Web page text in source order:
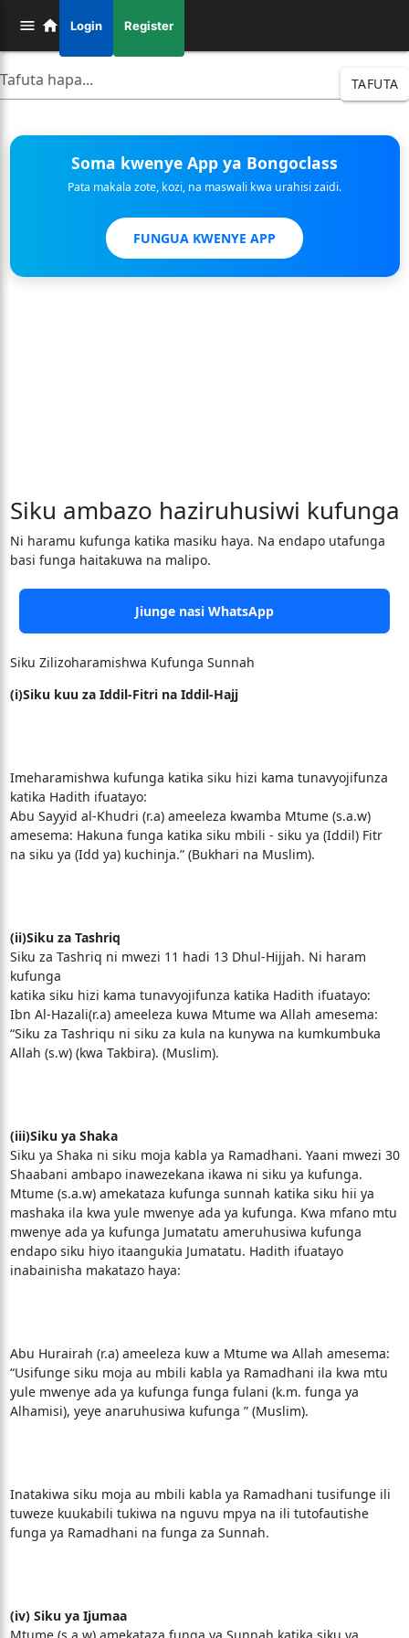
Login Register
TAFUTA
Soma kwenye App ya Bongoclass
Pata makala zote, kozi, na maswali kwa urahisi zaidi.
FUNGUA KWENYE APP
Siku ambazo haziruhusiwi kufunga
Ni haramu kufunga katika masiku haya. Na endapo utafunga
basi funga haitakuwa na malipo.
Jiunge nasi WhatsApp
Siku Zilizoharamishwa Kufunga Sunnah
(i)Siku kuu za Iddil-Fitri na Iddil-Hajj
Imeharamishwa kufunga katika siku hizi kama tunavyojifunza
katika Hadith ifuatayo:
Abu Sayyid al-Khudri (r.a) ameeleza kwamba Mtume (s.a.w)
amesema: Hakuna funga katika siku mbili - siku ya (Iddil) Fitr
na siku ya (Idd ya) kuchinja.” (Bukhari na Muslim).
(ii)Siku za Tashriq
Siku za Tashriq ni mwezi 11 hadi 13 Dhul-Hijjah. Ni haram
kufunga
katika siku hizi kama tunavyojifunza katika Hadith ifuatayo:
Ibn Al-Hazali(r.a) ameeleza kuwa Mtume wa Allah amesema:
“Siku za Tashriqu ni siku za kula na kunywa na kumkumbuka
Allah (s.w) (kwa Takbira). (Muslim).
(iii)Siku ya Shaka
Siku ya Shaka ni siku moja kabla ya Ramadhani. Yaani mwezi 30
Shaabani ambapo inawezekana ikawa ni siku ya kufunga.
Mtume (s.a.w) amekataza kufunga sunnah katika siku hii ya
mashaka ila kwa yule mwenye ada ya kufunga. Kwa mfano mtu
mwenye ada ya kufunga Jumatatu ameruhusiwa kufunga
endapo siku hiyo itaangukia Jumatatu. Hadith ifuatayo
inabainisha makatazo haya:
Abu Hurairah (r.a) ameeleza kuw a Mtume wa Allah amesema:
“Usifunge siku moja au mbili kabla ya Ramadhani ila kwa mtu
yule mwenye ada ya kufunga funga fulani (k.m. funga ya
Alhamisi), yeye anaruhusiwa kufunga ” (Muslim).
Inatakiwa siku moja au mbili kabla ya Ramadhani tusifunge ili
tuweze kuukabili tukiwa na nguvu mpya na ili tutofautishe
funga ya Ramadhani na funga za Sunnah.
(iv) Siku ya Ijumaa